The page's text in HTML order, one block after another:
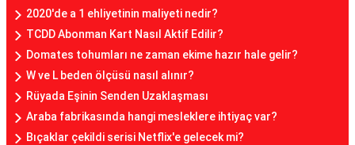
2020'de a 1 ehliyetinin maliyeti nedir?
TCDD Abonman Kart Nasıl Aktif Edilir?
Domates tohumları ne zaman ekime hazır hale gelir?
W ve L beden ölçüsü nasıl alınır?
Rüyada Eşinin Senden Uzaklaşması
Araba fabrikasında hangi mesleklere ihtiyaç var?
Bıçaklar çekildi serisi Netflix'e gelecek mi?